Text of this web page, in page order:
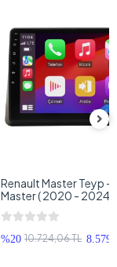
Renault Master Teyp –
Master ( 2020 - 2024 )
Android Multimedya –
Master Android
%20 10.724,06 TL